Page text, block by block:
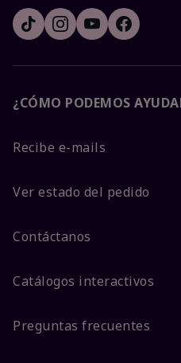
¿CÓMO PODEMOS
Recibe e-mails
Ver estado del pedido
Contáctanos
Catálogos interactivos
Preguntas frecuentes